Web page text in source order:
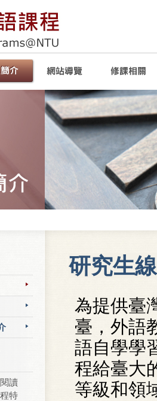
讀
特
研究生
為提供臺
臺，外語
語自學學
程給臺大
等級和領